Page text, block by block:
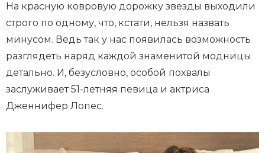
На красную ковровую дорожку звезды выходили
строго по одному, что, кстати, нельзя назвать
минусом. Ведь так у нас появилась возможность
разглядеть наряд каждой знаменитой модницы
детально. И, безусловно, особой похвалы
заслуживает 51-летняя певица и актриса
Дженнифер Лопес.